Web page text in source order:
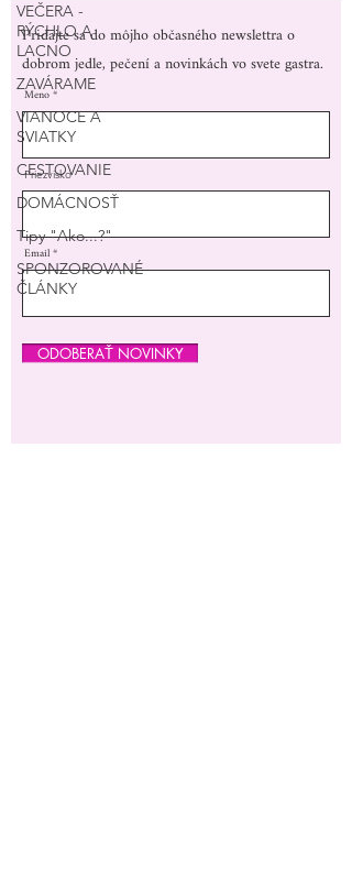
VEČERA -
RÝCHLO A
LACNO
ZAVÁRAME
VIANOCE A
SVIATKY
CESTOVANIE
DOMÁCNOSŤ
Tipy "Ako...?"
SPONZOROVANÉ
ČLÁNKY
Pridajte sa do môjho občasného newslettra o
dobrom jedle, pečení a novinkách vo svete gastra.
Meno
Priezvisko
Email
ODOBERAŤ NOVINKY